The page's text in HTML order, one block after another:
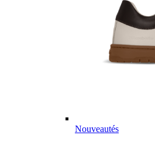
Nouveautés